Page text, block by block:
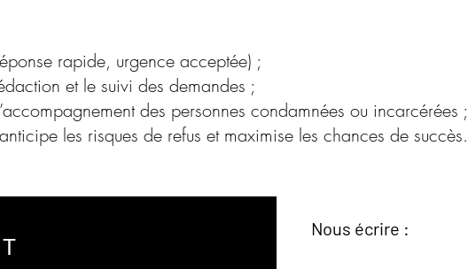
rapide, urgence acceptée) ;
et le suivi des demandes ;
des personnes condamnées ou incarcérées ;
les risques de refus et maximise les chances de succès.
Nous écrire :